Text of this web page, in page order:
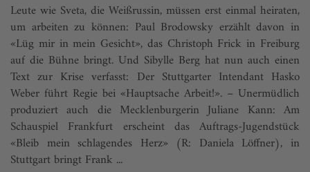
Leute wie Sveta, die Weißrussin, müssen erst einmal heiraten,
um arbeiten zu können: Paul Brodowsky erzählt davon in
«Lüg mir in mein Gesicht», das Christoph Frick in Freiburg
auf die Bühne bringt. Und Sibylle Berg hat nun auch einen
Text zur Krise verfasst: Der Stuttgarter Intendant Hasko
Weber führt Regie bei «Hauptsache Arbeit!». – Unermüdlich
produziert auch die Mecklenburgerin Juliane Kann: Am
Schauspiel Frankfurt erscheint das Auftrags-Jugendstück
«Bleib mein schlagendes Herz» (R: Daniela Löffner), in
Stuttgart bringt Frank ...